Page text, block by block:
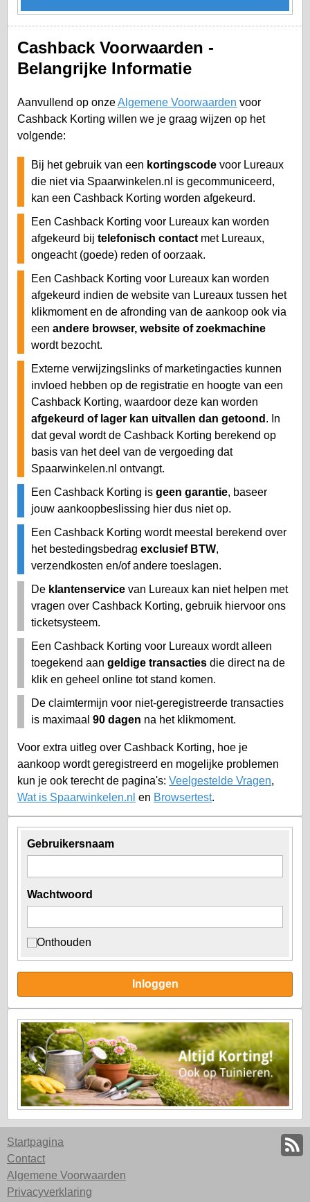
Gebruikersnaam
Wachtwoord
Onthouden
Inloggen
Cashback Voorwaarden -
Belangrijke Informatie
Aanvullend op onzeAlgemene Voorwaarden voor
Cashback Korting willen we je graag wijzen op het
volgende:
Bij het gebruik van een kortingscode voor Lureaux
die niet via Spaarwinkelen.nl is gecommuniceerd,
kan een Cashback Korting worden afgekeurd.
Een Cashback Korting voor Lureaux kan worden
afgekeurd bij telefonisch contact met Lureaux,
ongeacht (goede) reden of oorzaak.
Een Cashback Korting voor Lureaux kan worden
afgekeurd indien de website van Lureaux tussen het
klikmoment en de afronding van de aankoop ook via
een andere browser, website of zoekmachine
wordt bezocht.
Externe verwijzingslinks of marketingacties kunnen
invloed hebben op de registratie en hoogte van een
Cashback Korting, waardoor deze kan worden
afgekeurd of lager kan uitvallen dan getoond . In
dat geval wordt de Cashback Korting berekend op
basis van het deel van de vergoeding dat
Spaarwinkelen.nl ontvangt.
Een Cashback Korting is geen garantie, baseer
jouw aankoopbeslissing hier dus niet op.
Een Cashback Korting wordt meestal berekend over
het bestedingsbedrag exclusief BTW,
verzendkosten en/of andere toeslagen.
De klantenservice van Lureaux kan niet helpen met
vragen over Cashback Korting, gebruik hiervoor ons
ticketsysteem.
Een Cashback Korting voor Lureaux wordt alleen
toegekend aan geldige transacties die direct na de
klik en geheel online tot stand komen.
De claimtermijn voor niet-geregistreerde transacties
is maximaal 90 dagen na het klikmoment.
Voor extra uitleg over Cashback Korting, hoe je
aankoop wordt geregistreerd en mogelijke problemen
kun je ook terecht de pagina's: Veelgestelde Vragen,
Wat is Spaarwinkelen.nl en Browsertest.
Startpagina
Contact
Algemene Voorwaarden
Privacyverklaring